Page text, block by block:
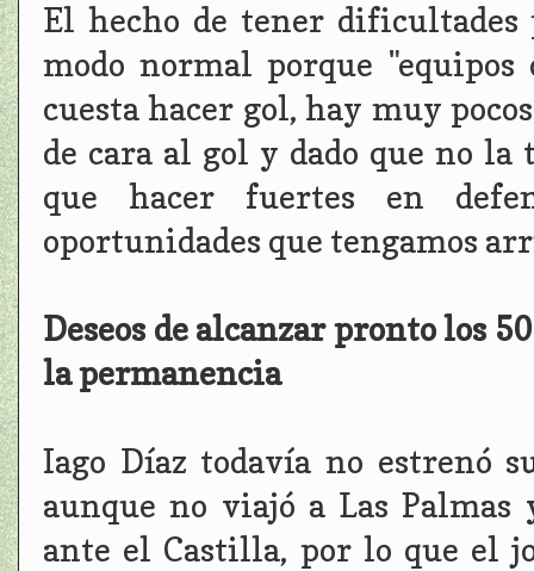
El hecho de tener
modo normal porque
cuesta hacer gol, hay muy
de cara al gol y dado que no la
que hacer fuertes en
oportunidades que tengamos
Deseos de alcanzar pronto los
la permanencia
Iago Díaz todavía no estrenó
aunque no viajó a Las
ante el Castilla, por lo que el